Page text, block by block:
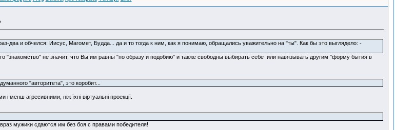
два и обчелся: Иисус, Магомет, Будда... да и то тогда к ним, как я понимаю, обращались уважительно на "ты". Как бы это выглядело: -
"знакомство" не значит, что Вы им равны "по образу и подобию" и также свободны выбирать себе или навязывать другим "форму бытия в
"авторитета", это коробит...
менш агресивними, ніж їхні віртуальні проекції.
мужики сдаются им без боя с правами победителя!